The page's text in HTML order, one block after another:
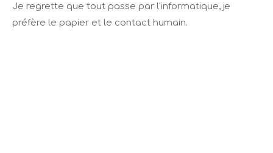
Je regrette que tout passe par l'informatique, je
préfère le papier et le contact humain.